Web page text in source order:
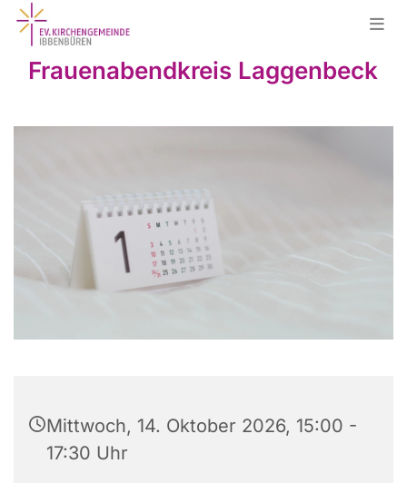
Frauenabendkreis Laggenbeck
Mittwoch, 14. Oktober 2026, 15:00 -
17:30 Uhr